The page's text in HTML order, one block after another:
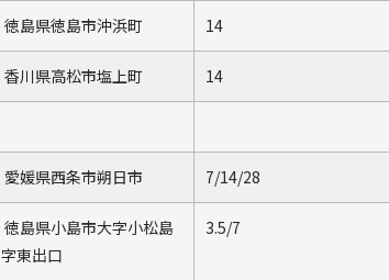
徳島県徳島市沖浜町 14
香川県高松市塩上町 14
愛媛県西条市朔日市 7/14/28
徳島県小島市大字小松島
字東出口
3.5/7